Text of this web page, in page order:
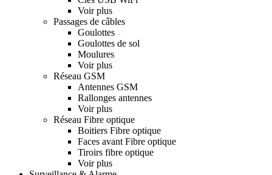
Voir plus
Passages de câbles
Goulottes
Goulottes de sol
Moulures
Voir plus
Réseau GSM
Antennes GSM
Rallonges antennes
Voir plus
Réseau Fibre optique
Boitiers Fibre optique
Faces avant Fibre optique
Tiroirs fibre optique
Voir plus